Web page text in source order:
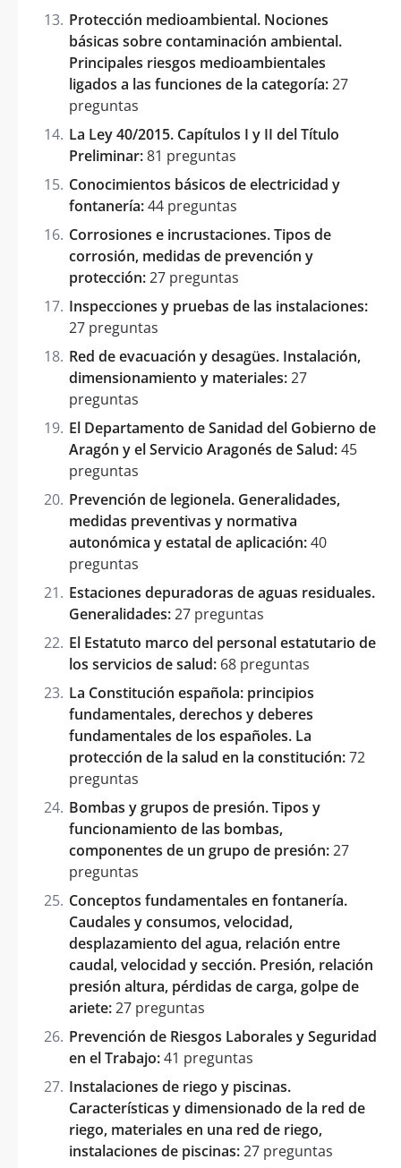
Protección medioambiental. Nociones
básicas sobre contaminación ambiental.
Principales riesgos medioambientales
ligados a las funciones de la categoría:27
preguntas
La Ley 40/2015. Capítulos I y II del Título
Preliminar:81 preguntas
Conocimientos básicos de electricidad y
fontanería:44 preguntas
Corrosiones e incrustaciones. Tipos de
corrosión, medidas de prevención y
protección:27 preguntas
Inspecciones y pruebas de las instalaciones:
27 preguntas
Red de evacuación y desagües. Instalación,
dimensionamiento y materiales:27
preguntas
El Departamento de Sanidad del Gobierno de
Aragón y el Servicio Aragonés de Salud:45
preguntas
Prevención de legionela. Generalidades,
medidas preventivas y normativa
autonómica y estatal de aplicación:40
preguntas
Estaciones depuradoras de aguas residuales.
Generalidades:27 preguntas
El Estatuto marco del personal estatutario de
los servicios de salud: 68 preguntas
La Constitución española: principios
fundamentales, derechos y deberes
fundamentales de los españoles. La
protección de la salud en la constitución:72
preguntas
Bombas y grupos de presión. Tipos y
funcionamiento de las bombas,
componentes de un grupo de presión:27
preguntas
Conceptos fundamentales en fontanería.
Caudales y consumos, velocidad,
desplazamiento del agua, relación entre
caudal, velocidad y sección. Presión, relación
presión altura, pérdidas de carga, golpe de
ariete:27 preguntas
Prevención de Riesgos Laborales y Seguridad
en el Trabajo:41 preguntas
Instalaciones de riego y piscinas.
Características y dimensionado de la red de
riego, materiales en una red de riego,
instalaciones de piscinas:27 preguntas